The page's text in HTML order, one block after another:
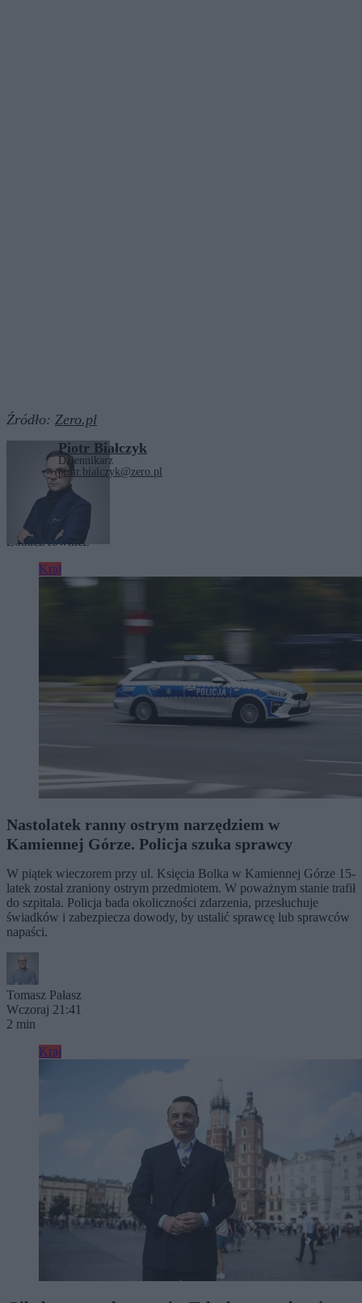
Źródło: Zero.pl
Piotr Białczyk
Dziennikarz
piotr.bialczyk@zero.pl
Tagi: Iran
Zobacz również
Kraj
Nastolatek ranny ostrym narzędziem w
Kamiennej Górze. Policja szuka sprawcy
W piątek wieczorem przy ul. Księcia Bolka w Kamiennej Górze 15-
latek został zraniony ostrym przedmiotem. W poważnym stanie trafił
do szpitala. Policja bada okoliczności zdarzenia, przesłuchuje
świadków i zabezpiecza dowody, by ustalić sprawcę lub sprawców
napaści.
Tomasz Pałasz
Wczoraj 21:41
2 min
Kraj